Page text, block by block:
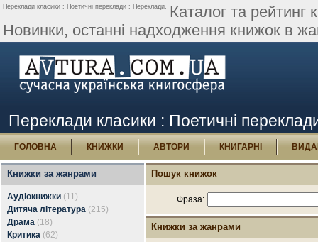
Переклади класики : Поетичні переклади : Переклади. Каталог та рейтинг
Новинки, останні надходження книжок в
Переклади класики : Поетичні
ГОЛОВНА КНИЖКИ АВТОРИ КНИГАРНІ
Книжки за жанрами
Аудіокнижки (11)
Дитяча література (215)
Драма (18)
Критика (62)
Пошук книжок
Фраза:
Книжки за жанрами